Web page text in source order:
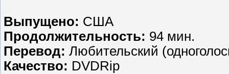
Выпущено: США
Продолжительность: 94 мин.
Перевод: Любительский
Качество: DVDRip